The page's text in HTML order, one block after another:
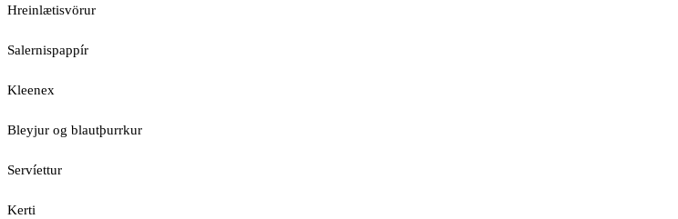
Hreinlætisvörur
Salernispappír
Kleenex
Bleyjur og blautþurrkur
Servíettur
Kerti